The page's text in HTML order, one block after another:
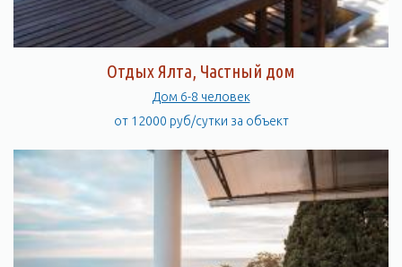
Отдых Ялта, Частный дом
Дом 6-8 человек
от 12000 руб/сутки за объект